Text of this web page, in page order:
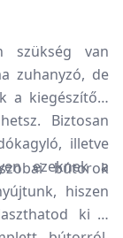
szükség van
zuhanyzó, de
a kiegészítők,
Biztosan
illetve
ezeknek a
bútorok
hiszen
ki a